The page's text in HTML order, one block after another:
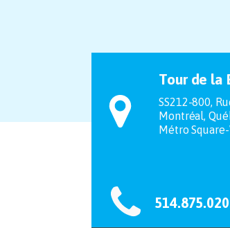
Tour de la
SS212-800,
Montréal,
Métro